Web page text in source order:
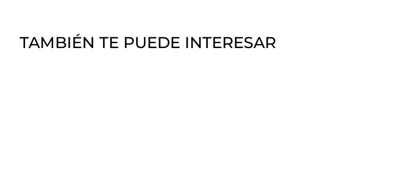
TAMBIÉN TE PUEDE INTERESAR